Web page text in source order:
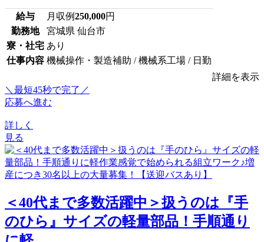
給与 月収例250,000円
勤務地
宮城県 仙台市
寮・社宅 あり
仕事内容 機械操作・製造補助 / 機械系工場 / 日勤
詳細を表示
＼最短45秒で完了／
応募へ進む
詳しく
見る
＜40代まで多数活躍中＞扱うのは『手
のひら』サイズの軽量部品！手順通り